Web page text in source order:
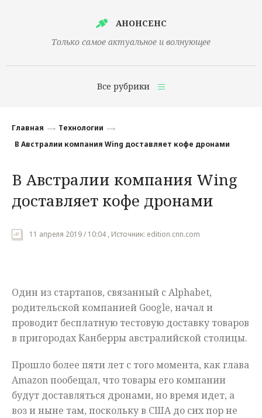
АНОНСЕНС
Только самое актуальное и волнующее
Все рубрики
Финансы
Наука
Культура
Общество
Происшествия
Главная
Технологии
В Австралии компания Wing доставляет кофе дронами
В Австралии компания Wing
доставляет кофе дронами
11 апреля 2019 / 10:04 , Источник: edition.cnn.com
Один из стартапов, связанный с Alphabet,
родительской компанией Google, начал и
проводит бесплатную тестовую доставку товаров
в пригородах Канберры австралийской столицы.
Прошло более пяти лет с того момента, как глава
Amazon пообещал, что товары его компании
будут доставляться дронами, но время идет, а
воз и ныне там, поскольку в США до сих пор не